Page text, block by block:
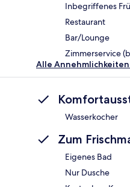
Inbegriffenes
Restaurant
Bar/Lounge
Zimmerservice
Alle
Wasserkocher
Zum
Eigenes Bad
Nur Dusche